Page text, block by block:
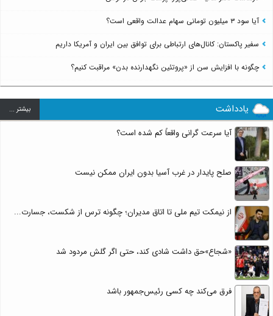
آیا سود ۳ میلیون تومانی سهام عدالت واقعی است؟
سفیر پاکستان: کانال‌های ارتباطی برای توافق بین ایران و آمریکا داریم
چگونه با افزایش سن از «پروتئین نگهدارنده بدن» مراقبت کنیم؟
یادداشت بيشتر ...
آیا سرعت گرانی واقعاً کم شده است؟
صلح پایدار در غرب آسیا بدون ایران ممکن نیست
از نیمکت تیم ملی تا اتاق مدیران؛ چگونه ترس از شکست، جسارت...
«شجاع»حق داشت شادی کند، حتی اگر گلش مردود شد
فرق می‌کند چه کسی رئیس‌جمهور باشد